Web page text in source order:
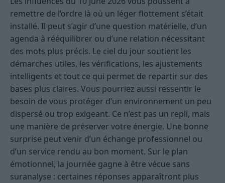
remettre de l’ordre là où un léger flottement s’était
installé. Il peut s’agir d’une question matérielle, d’un
agenda à rééquilibrer ou d’une relation nécessitant
des mots plus précis. Le ciel du jour soutient les
démarches utiles, les vérifications, les ajustements
intelligents et tout ce qui permet de repartir sur des
bases plus claires. Vous pourriez aussi ressentir le
besoin de vous protéger d’un environnement un peu
dispersé ou trop exigeant. Ce n’est pas un repli, mais
une manière de préserver votre énergie. Une bonne
surprise peut venir d’un échange professionnel ou
d’un service rendu au bon moment. Sur le plan
émotionnel, la journée gagne à être vécue sans
suranalyse : certaines réponses apparaîtront plus